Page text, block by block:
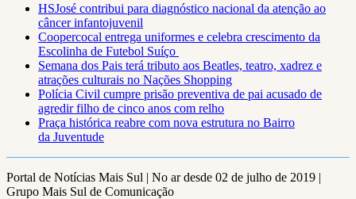
HSJosé contribui para diagnóstico nacional da atenção ao
câncer infantojuvenil
Coopercocal entrega uniformes e celebra crescimento da
Escolinha de Futebol Suíço
Semana dos Pais terá tributo aos Beatles, teatro, xadrez e
atrações culturais no Nações Shopping
Polícia Civil cumpre prisão preventiva de pai acusado de
agredir filho de cinco anos com relho
Praça histórica reabre com nova estrutura no Bairro
da Juventude
Portal de Notícias Mais Sul | No ar desde 02 de julho de 2019 |
Grupo Mais Sul de Comunicação